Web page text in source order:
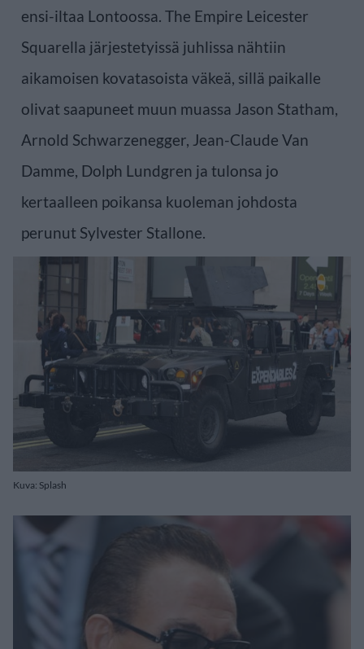
ensi-iltaa Lontoossa. The Empire Leicester
Squarella järjestetyissä juhlissa nähtiin
aikamoisen kovatasoista väkeä, sillä paikalle
olivat saapuneet muun muassa Jason Statham,
Arnold Schwarzenegger, Jean-Claude Van
Damme, Dolph Lundgren ja tulonsa jo
kertaalleen poikansa kuoleman johdosta
perunut Sylvester Stallone.
Kuva: Splash